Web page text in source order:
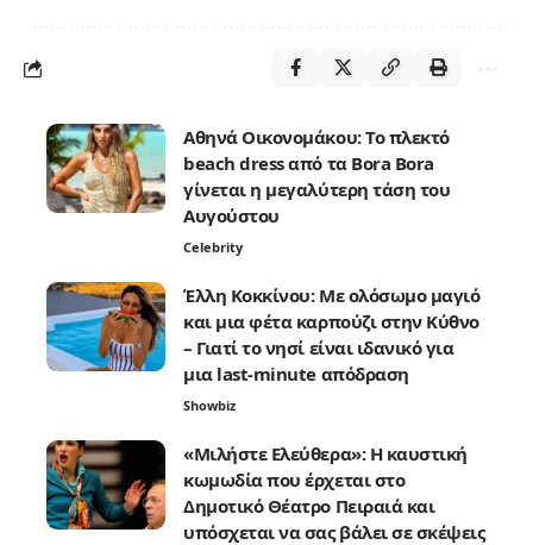
Αθηνά Οικονομάκου: Το πλεκτό
beach dress από τα Bora Bora
γίνεται η μεγαλύτερη τάση του
Αυγούστου
Celebrity
Έλλη Κοκκίνου: Με ολόσωμο μαγιό
και μια φέτα καρπούζι στην Κύθνο
– Γιατί το νησί είναι ιδανικό για
μια last-minute απόδραση
Showbiz
«Μιλήστε Ελεύθερα»: Η καυστική
κωμωδία που έρχεται στο
Δημοτικό Θέατρο Πειραιά και
υπόσχεται να σας βάλει σε σκέψεις